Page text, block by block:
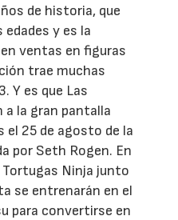
de historia, que
y es la
ventas en figuras
trae muchas
Y es que Las
a la gran pantalla
el 25 de agosto de la
por Seth Rogen. En
Ninja junto
se entrenarán en el
para convertirse en